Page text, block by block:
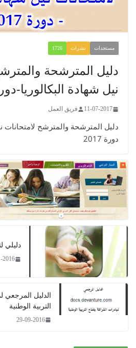
مستجدات نشرات 1726
​​​​دليل المترشحة
نيل شهادة البكالوريا-دورة
11-07-2017 فريق العمل
​​​​دليل المترشحة والمترشح لامتحانات
دورة 2017
دليلي
2016
الدليل المرجعي
التربية الوطنية
29-09-2016